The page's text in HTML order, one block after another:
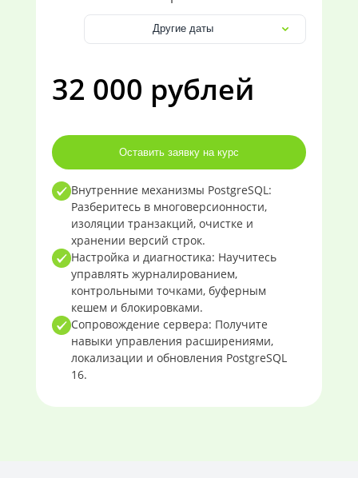
Другие даты
32 000 рублей
Оставить заявку на курс
Внутренние механизмы PostgreSQL:
Разберитесь в многоверсионности,
изоляции транзакций, очистке и
хранении версий строк.
Настройка и диагностика: Научитесь
управлять журналированием,
контрольными точками, буферным
кешем и блокировками.
Сопровождение сервера: Получите
навыки управления расширениями,
локализации и обновления PostgreSQL
16.